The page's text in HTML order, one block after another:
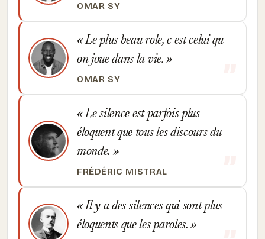
OMAR SY
Le plus beau role, c est celui qu
on joue dans la vie.
OMAR SY
Le silence est parfois plus
éloquent que tous les discours du
monde.
FRÉDÉRIC MISTRAL
Il y a des silences qui sont plus
éloquents que les paroles.